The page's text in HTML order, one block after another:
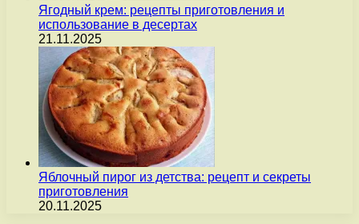
Ягодный крем: рецепты приготовления и
использование в десертах
21.11.2025
Яблочный пирог из детства: рецепт и секреты
приготовления
20.11.2025